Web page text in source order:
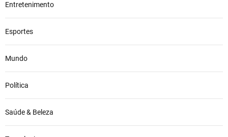
Entretenimento
Esportes
Mundo
Política
Saúde & Beleza